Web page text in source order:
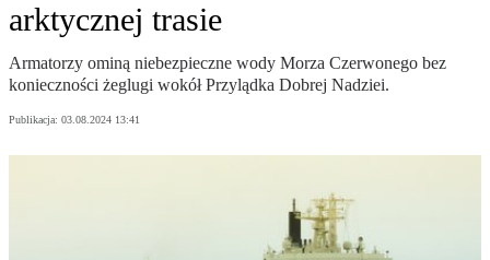
arktycznej trasie
Armatorzy ominą niebezpieczne wody Morza Czerwonego bez
konieczności żeglugi wokół Przylądka Dobrej Nadziei.
Publikacja: 03.08.2024 13:41